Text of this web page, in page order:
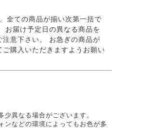
全ての商品が揃い次第一括で
お届け予定日の異なる商品を
注意下さい。 お急ぎの商品が
ご購入いただきますようお願い
異なる場合がございます。
などの環境によってもお色が多